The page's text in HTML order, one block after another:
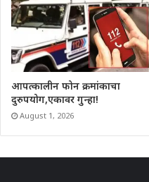
आपत्कालीन फोन क्रमांकाचा
दुरुपयोग,एकावर गुन्हा!
August 1, 2026